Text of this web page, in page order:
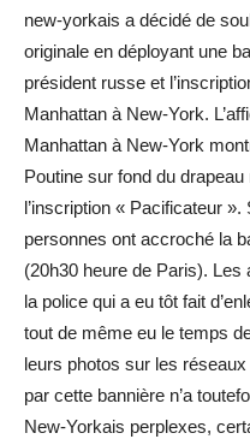
new-yorkais a décidé de
originale en déployant une
président russe et
Manhattan à New-York.
Manhattan à New-York
Poutine sur fond du
l’inscription « Pacificateur
personnes ont accroché la
(20h30 heure de Paris).
la police qui a eu tôt fait
tout de même eu le temps
leurs photos sur les
par cette bannière n’a
New-Yorkais perplexes,